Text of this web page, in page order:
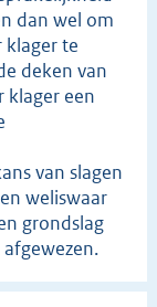
dan wel om
klager te
deken van
klager een
van slagen
weliswaar
grondslag